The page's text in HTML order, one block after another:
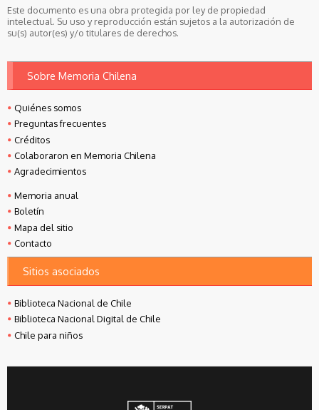
Este documento es una obra protegida por ley de propiedad
intelectual. Su uso y reproducción están sujetos a la autorización de
su(s) autor(es) y/o titulares de derechos.
Sobre Memoria Chilena
Quiénes somos
Preguntas frecuentes
Créditos
Colaboraron en Memoria Chilena
Agradecimientos
Memoria anual
Boletín
Mapa del sitio
Contacto
Sitios asociados
Biblioteca Nacional de Chile
Biblioteca Nacional Digital de Chile
Chile para niños